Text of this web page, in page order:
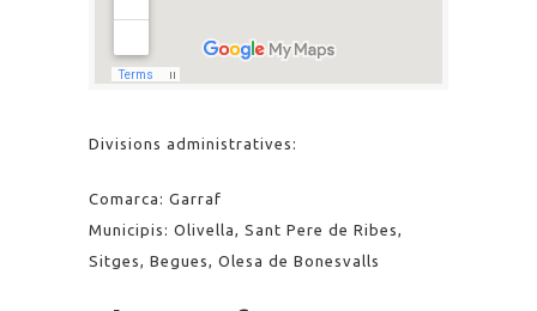
Divisions administratives:
Comarca: Garraf
Municipis: Olivella, Sant Pere de Ribes,
Sitges, Begues, Olesa de Bonesvalls